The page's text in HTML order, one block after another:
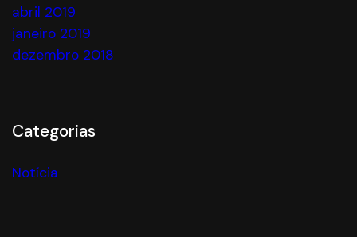
abril 2019
janeiro 2019
dezembro 2018
Categorias
Notícia